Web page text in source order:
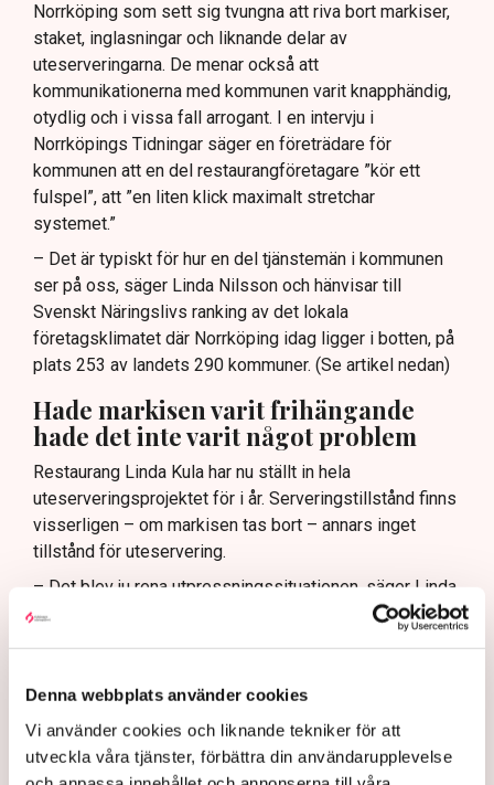
Denna webbplats använder cookies
Vi använder cookies och liknande tekniker för att
utveckla våra tjänster, förbättra din användarupplevelse
Norrköping som sett sig tvungna att riva bort markiser,
staket, inglasningar och liknande delar av
uteserveringarna. De menar också att
kommunikationerna med kommunen varit knapphändig,
otydlig och i vissa fall arrogant. I en intervju i
Norrköpings Tidningar säger en företrädare för
kommunen att en del restaurangföretagare ”kör ett
fulspel”, att ”en liten klick maximalt stretchar
systemet.”
– Det är typiskt för hur en del tjänstemän i kommunen
ser på oss, säger Linda Nilsson och hänvisar till
Svenskt Näringslivs ranking av det lokala
företagsklimatet där Norrköping idag ligger i botten, på
plats 253 av landets 290 kommuner. (Se artikel nedan)
Hade markisen varit frihängande
hade det inte varit något problem
Restaurang Linda Kula har nu ställt in hela
uteserveringsprojektet för i år. Serveringstillstånd finns
visserligen – om markisen tas bort – annars inget
tillstånd för uteservering.
– Det blev ju rena utpressningssituationen, säger Linda
Nilsson.
Egentligen är det inte själva markisen som är det stora
utfälld vilar på den kommunala marken. Om markisen
hade klarat sig utan stödben, varit frihängande, då hade
det inte varit något bekymmer med tillstånden.